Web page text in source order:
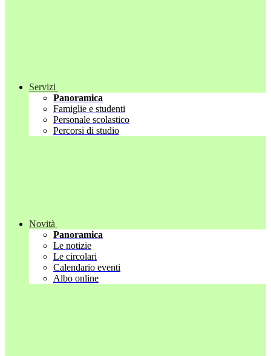
Servizi
Panoramica
Famiglie e studenti
Personale scolastico
Percorsi di studio
Novità
Panoramica
Le notizie
Le circolari
Calendario eventi
Albo online